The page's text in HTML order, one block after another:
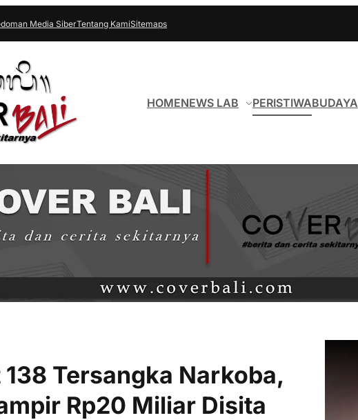
Media SiberTentang KamiSitemaps
HOMENEWS LAB PERISTIWABUDAYA
Tersangka Narkoba,
Rp20 Miliar Disita